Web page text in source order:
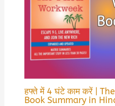
हफ्ते में 4 घंटे काम करें |
Book Summary in